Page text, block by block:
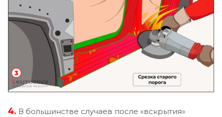
4. В большинстве случаев после «вскрытия»